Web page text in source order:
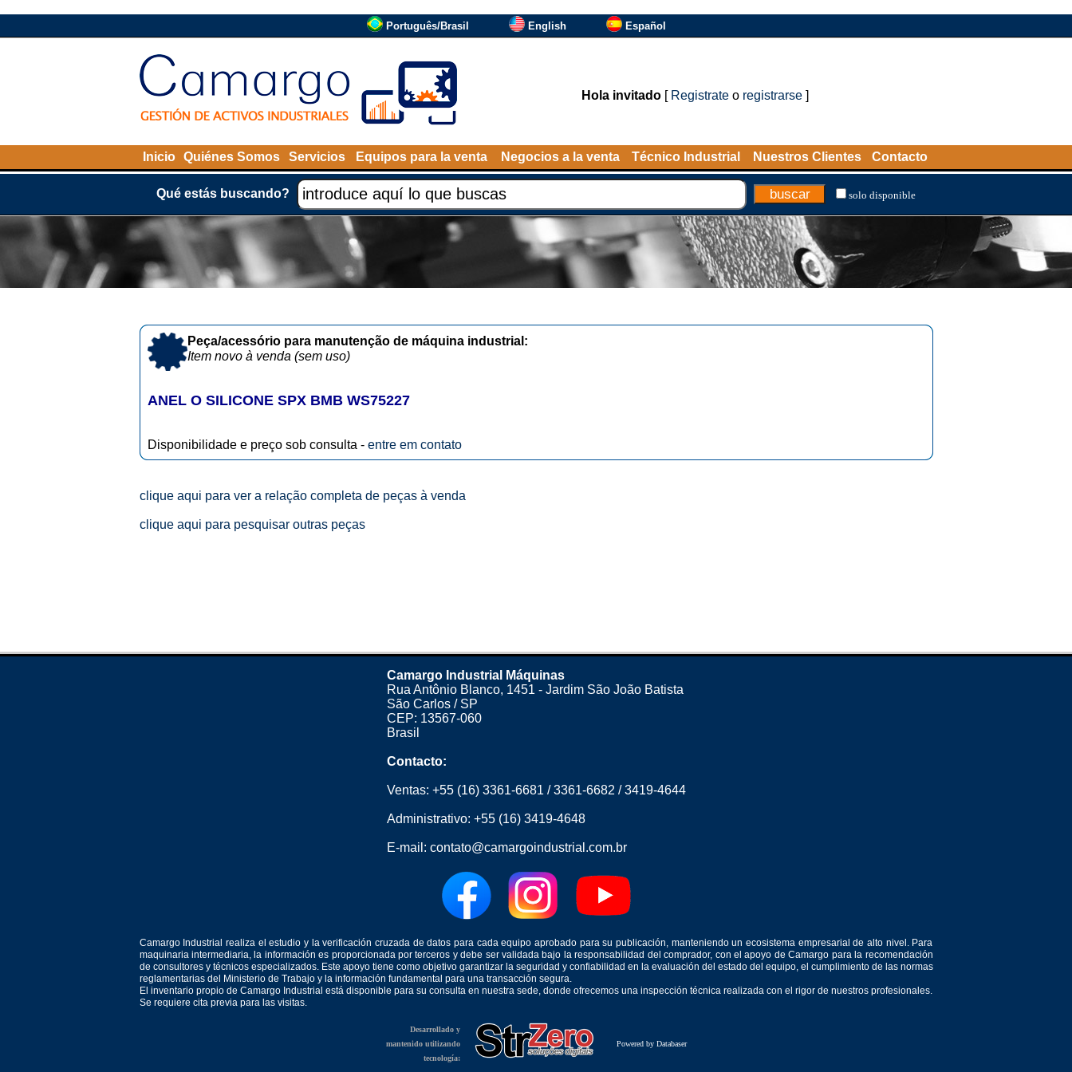
Português/Brasil English Español
Hola invitado[ Registrateo registrarse]
Inicio Quiénes Somos Servicios Equipos para la venta Negocios a la venta Técnico Industrial Nuestros Clientes Contacto
Qué estás buscando? solo disponible
Peça/acessório para manutenção de máquina industrial:
Item novo à venda (sem uso)
ANEL O SILICONE SPX BMB WS75227
Disponibilidade e preço sob consulta - entre em contato
clique aqui para ver a relação completa de peças à venda
clique aqui para pesquisar outras peças
Camargo Industrial Máquinas
Rua Antônio Blanco, 1451 - Jardim São João Batista
São Carlos / SP
CEP: 13567-060
Brasil
Contacto:
Ventas: +55 (16) 3361-6681 /3361-6682 /3419-4644
Administrativo: +55 (16) 3419-4648
E-mail: contato@camargoindustrial.com.br
Camargo Industrial realiza el estudio y la verificación cruzada de datos para cada equipo aprobado para su publicación, manteniendo un ecosistema empresarial de alto nivel. Para
maquinaria intermediaria, la información es proporcionada por terceros y debe ser validada bajo la responsabilidad del comprador, con el apoyo de Camargo para la recomendación
de consultores y técnicos especializados. Este apoyo tiene como objetivo garantizar la seguridad y confiabilidad en la evaluación del estado del equipo, el cumplimiento de las normas
reglamentarias del Ministerio de Trabajo y la información fundamental para una transacción segura.
El inventario propio de Camargo Industrial está disponible para su consulta en nuestra sede, donde ofrecemos una inspección técnica realizada con el rigor de nuestros profesionales.
Se requiere cita previa para las visitas.
Desarrollado y
mantenido utilizando
tecnología:
Powered by Databaser